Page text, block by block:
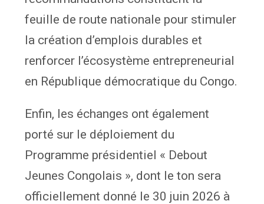
feuille de route nationale pour stimuler
la création d’emplois durables et
renforcer l’écosystème entrepreneurial
en République démocratique du Congo.
Enfin, les échanges ont également
porté sur le déploiement du
Programme présidentiel « Debout
Jeunes Congolais », dont le ton sera
officiellement donné le 30 juin 2026 à